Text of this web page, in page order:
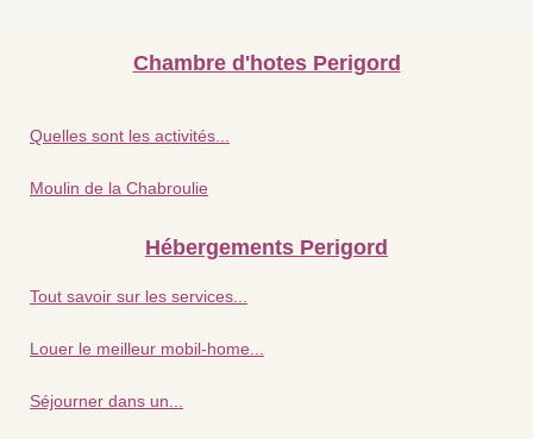
Chambre d'hotes Perigord
Quelles sont les activités...
Moulin de la Chabroulie
Hébergements Perigord
Tout savoir sur les services...
Louer le meilleur mobil-home...
Séjourner dans un...